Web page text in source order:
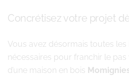
Concrétisez votre projet
Vous avez désormais toutes
nécessaires pour franchir le
d’une maison en bois